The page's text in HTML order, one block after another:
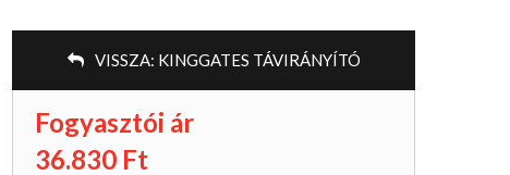
VISSZA: KINGGATES TÁVIRÁNYÍTÓ
Fogyasztói ár
36.830 Ft